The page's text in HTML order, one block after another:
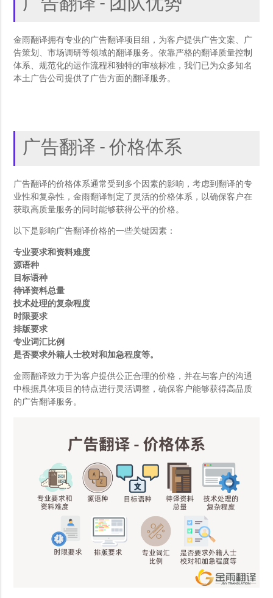
广告翻译 - 团队优势
金雨翻译拥有专业的广告翻译项目组，为客户提供广告文案、广
告策划、市场调研等领域的翻译服务。依靠严格的翻译质量控制
体系、规范化的运作流程和独特的审核标准，我们已为众多知名
本土广告公司提供了广告方面的翻译服务。
广告翻译 - 价格体系
广告翻译的价格体系通常受到多个因素的影响，考虑到翻译的专
业性和复杂性，金雨翻译制定了灵活的价格体系，以确保客户在
获取高质量服务的同时能够获得公平的价格。
以下是影响广告翻译价格的一些关键因素：
专业要求和资料难度
源语种
目标语种
待译资料总量
技术处理的复杂程度
时限要求
排版要求
专业词汇比例
是否要求外籍人士校对和加急程度等。
金雨翻译致力于为客户提供公正合理的价格，并在与客户的沟通
中根据具体项目的特点进行灵活调整，确保客户能够获得高品质
的广告翻译服务。